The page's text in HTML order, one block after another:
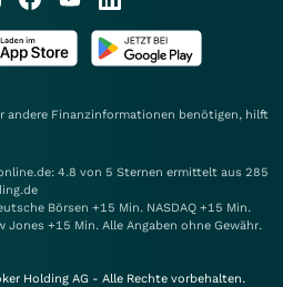
andere Finanzinformationen benötigen, hilft
4.8 von 5 Sternen ermittelt aus 285
Börsen +15 Min. NASDAQ +15 Min.
Jones +15 Min. Alle Angaben ohne Gewähr.
Holding AG - Alle Rechte vorbehalten.